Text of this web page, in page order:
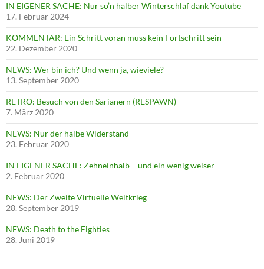
IN EIGENER SACHE: Nur so’n halber Winterschlaf dank Youtube
17. Februar 2024
KOMMENTAR: Ein Schritt voran muss kein Fortschritt sein
22. Dezember 2020
NEWS: Wer bin ich? Und wenn ja, wieviele?
13. September 2020
RETRO: Besuch von den Sarianern (RESPAWN)
7. März 2020
NEWS: Nur der halbe Widerstand
23. Februar 2020
IN EIGENER SACHE: Zehneinhalb – und ein wenig weiser
2. Februar 2020
NEWS: Der Zweite Virtuelle Weltkrieg
28. September 2019
NEWS: Death to the Eighties
28. Juni 2019